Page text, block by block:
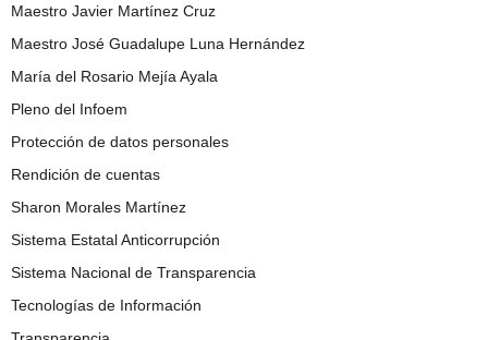
Maestro Javier Martínez Cruz
Maestro José Guadalupe Luna Hernández
María del Rosario Mejía Ayala
Pleno del Infoem
Protección de datos personales
Rendición de cuentas
Sharon Morales Martínez
Sistema Estatal Anticorrupción
Sistema Nacional de Transparencia
Tecnologías de Información